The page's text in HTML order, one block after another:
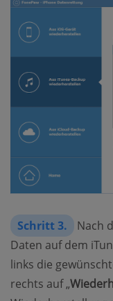
Schritt 3.
Nach
Daten auf dem
links die
rechts auf „